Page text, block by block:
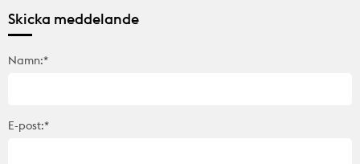
Skicka meddelande
Namn:*
E-post:*